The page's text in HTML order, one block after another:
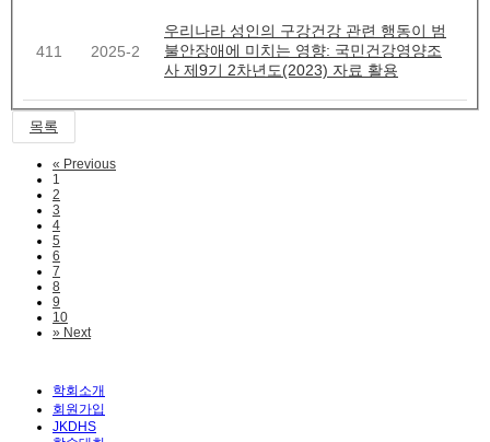
411 2025-2
우리나라 성인의 구강건강 관련 행동이 범
불안장애에 미치는 영향: 국민건강영양조
사 제9기 2차년도(2023) 자료 활용
목록
« Previous
1
2
3
4
5
6
7
8
9
10
» Next
학회소개
회원가입
JKDHS